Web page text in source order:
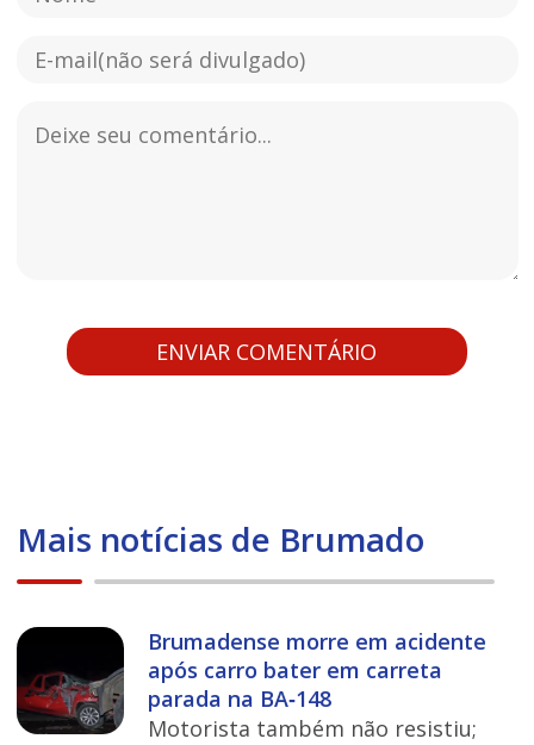
Mais notícias de Brumado
Brumadense morre em acidente
após carro bater em carreta
parada na BA‑148
Motorista também não resistiu;